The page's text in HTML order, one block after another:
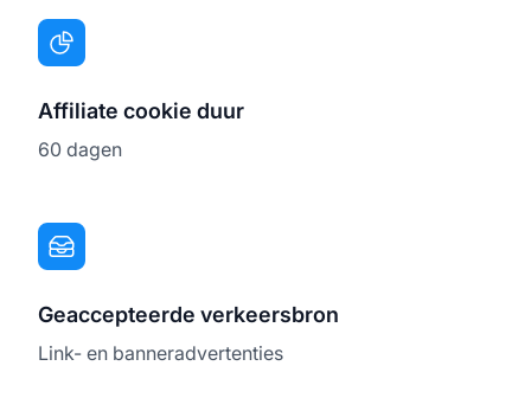
Affiliate cookie duur
60 dagen
Geaccepteerde verkeersbron
Link- en banneradvertenties